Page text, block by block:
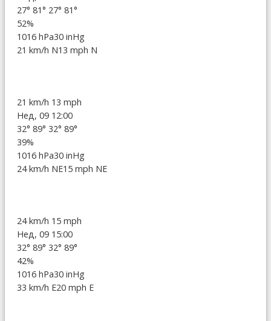
27° 81° 27° 81°
52%
1016 hPa30 inHg
21 km/h N13 mph N
21 km/h 13 mph
Нед, 09 12:00
32° 89° 32° 89°
39%
1016 hPa30 inHg
24 km/h NE15 mph NE
24 km/h 15 mph
Нед, 09 15:00
32° 89° 32° 89°
42%
1016 hPa30 inHg
33 km/h E20 mph E